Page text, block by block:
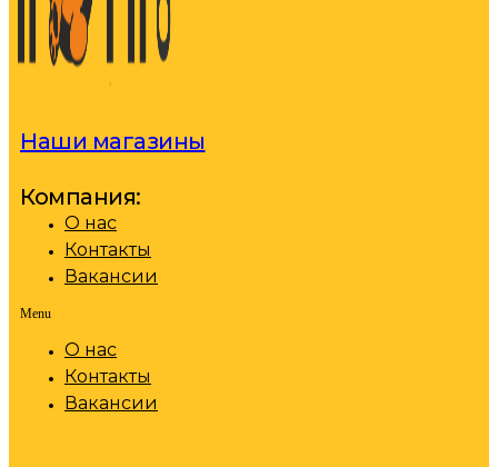
Наши магазины
Компания:
О нас
Контакты
Вакансии
Menu
О нас
Контакты
Вакансии